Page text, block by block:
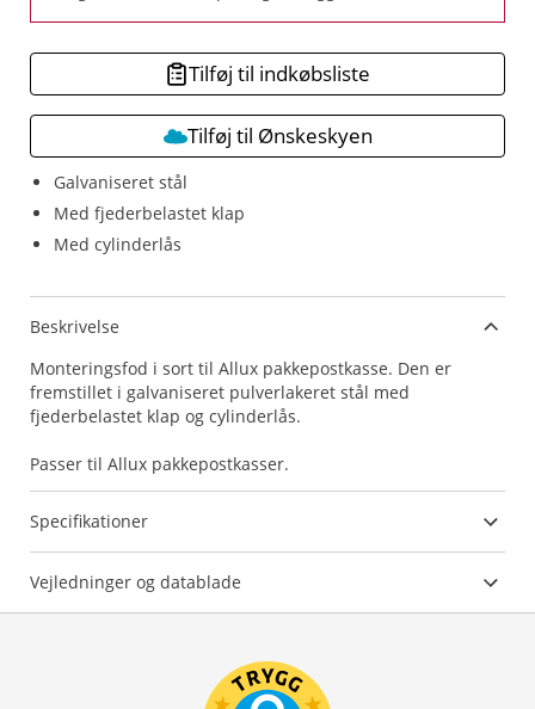
Galvaniseret stål
Med fjederbelastet klap
Med cylinderlås
Tilføj til indkøbsliste
Tilføj til Ønskeskyen
Beskrivelse
Monteringsfod i sort til Allux pakkepostkasse. Den er
fremstillet i galvaniseret pulverlakeret stål med
fjederbelastet klap og cylinderlås.
Passer til Allux pakkepostkasser.
Specifikationer
Vejledninger og datablade